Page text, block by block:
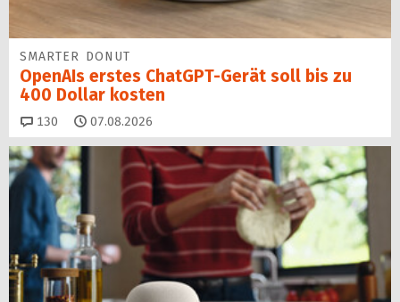
SMARTER DONUT
OpenAIs erstes ChatGPT-Gerät soll bis zu
400 Dollar kosten
130 Kommentare
07.08.2026